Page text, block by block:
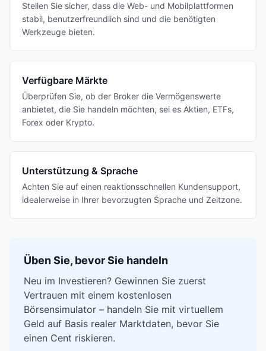
Stellen Sie sicher, dass die Web- und Mobilplattformen
stabil, benutzerfreundlich sind und die benötigten
Werkzeuge bieten.
Verfügbare Märkte
Überprüfen Sie, ob der Broker die Vermögenswerte
anbietet, die Sie handeln möchten, sei es Aktien, ETFs,
Forex oder Krypto.
Unterstützung & Sprache
Achten Sie auf einen reaktionsschnellen Kundensupport,
idealerweise in Ihrer bevorzugten Sprache und Zeitzone.
Üben Sie, bevor Sie handeln
Neu im Investieren? Gewinnen Sie zuerst
Vertrauen mit einem kostenlosen
Börsensimulator – handeln Sie mit virtuellem
Geld auf Basis realer Marktdaten, bevor Sie
einen Cent riskieren.